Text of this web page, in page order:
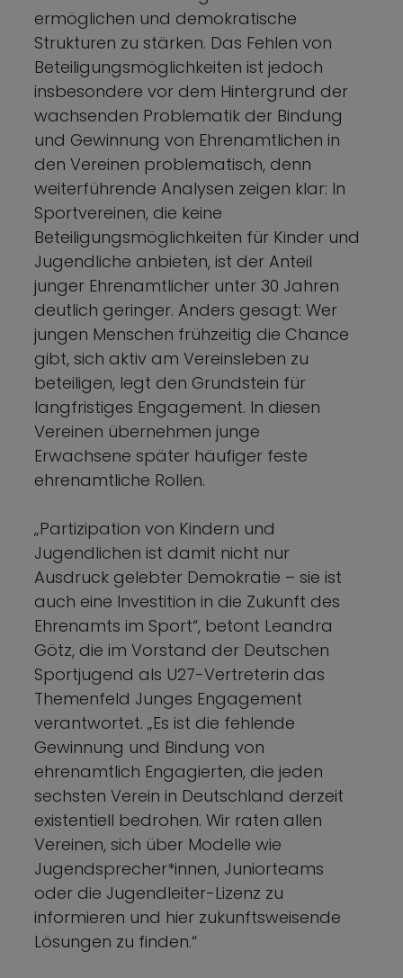
ermöglichen und demokratische
Strukturen zu stärken. Das Fehlen von
Beteiligungsmöglichkeiten ist jedoch
insbesondere vor dem Hintergrund der
wachsenden Problematik der Bindung
und Gewinnung von Ehrenamtlichen in
den Vereinen problematisch, denn
weiterführende Analysen zeigen klar: In
Sportvereinen, die keine
Beteiligungsmöglichkeiten für Kinder und
Jugendliche anbieten, ist der Anteil
junger Ehrenamtlicher unter 30 Jahren
deutlich geringer. Anders gesagt: Wer
jungen Menschen frühzeitig die Chance
gibt, sich aktiv am Vereinsleben zu
beteiligen, legt den Grundstein für
langfristiges Engagement. In diesen
Vereinen übernehmen junge
Erwachsene später häufiger feste
ehrenamtliche Rollen.
„Partizipation von Kindern und
Jugendlichen ist damit nicht nur
Ausdruck gelebter Demokratie – sie ist
auch eine Investition in die Zukunft des
Ehrenamts im Sport“, betont Leandra
Götz, die im Vorstand der Deutschen
Sportjugend als U27-Vertreterin das
Themenfeld Junges Engagement
verantwortet. „Es ist die fehlende
Gewinnung und Bindung von
ehrenamtlich Engagierten, die jeden
sechsten Verein in Deutschland derzeit
existentiell bedrohen. Wir raten allen
Vereinen, sich über Modelle wie
Jugendsprecher*innen, Juniorteams
oder die Jugendleiter-Lizenz zu
informieren und hier zukunftsweisende
Lösungen zu finden.“